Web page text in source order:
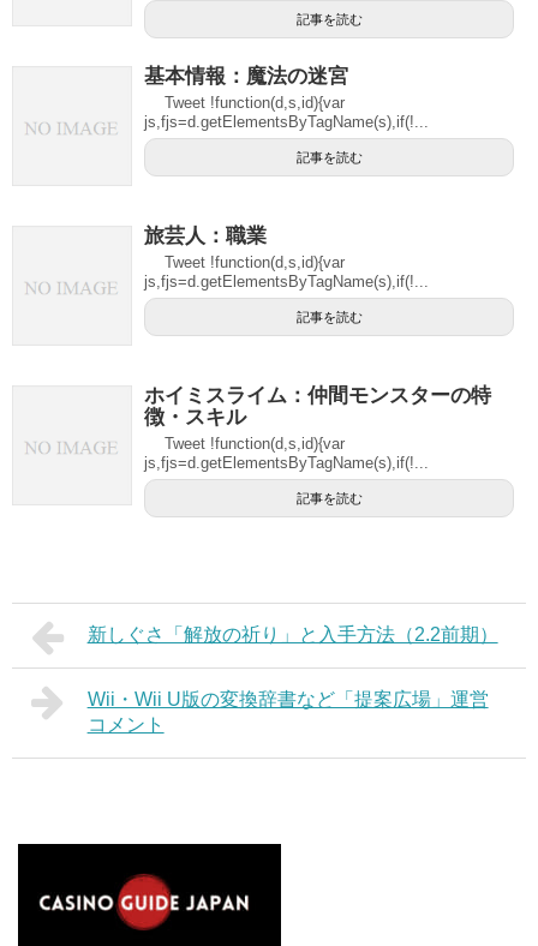
記事を読む
基本情報：魔法の迷宮
Tweet !function(d,s,id){var
js,fjs=d.getElementsByTagName(s),if(!...
記事を読む
旅芸人：職業
Tweet !function(d,s,id){var
js,fjs=d.getElementsByTagName(s),if(!...
記事を読む
ホイミスライム：仲間モンスターの特
徴・スキル
Tweet !function(d,s,id){var
js,fjs=d.getElementsByTagName(s),if(!...
記事を読む
新しぐさ「解放の祈り」と入手方法（2.2前期）
Wii・Wii U版の変換辞書など「提案広場」運営
コメント